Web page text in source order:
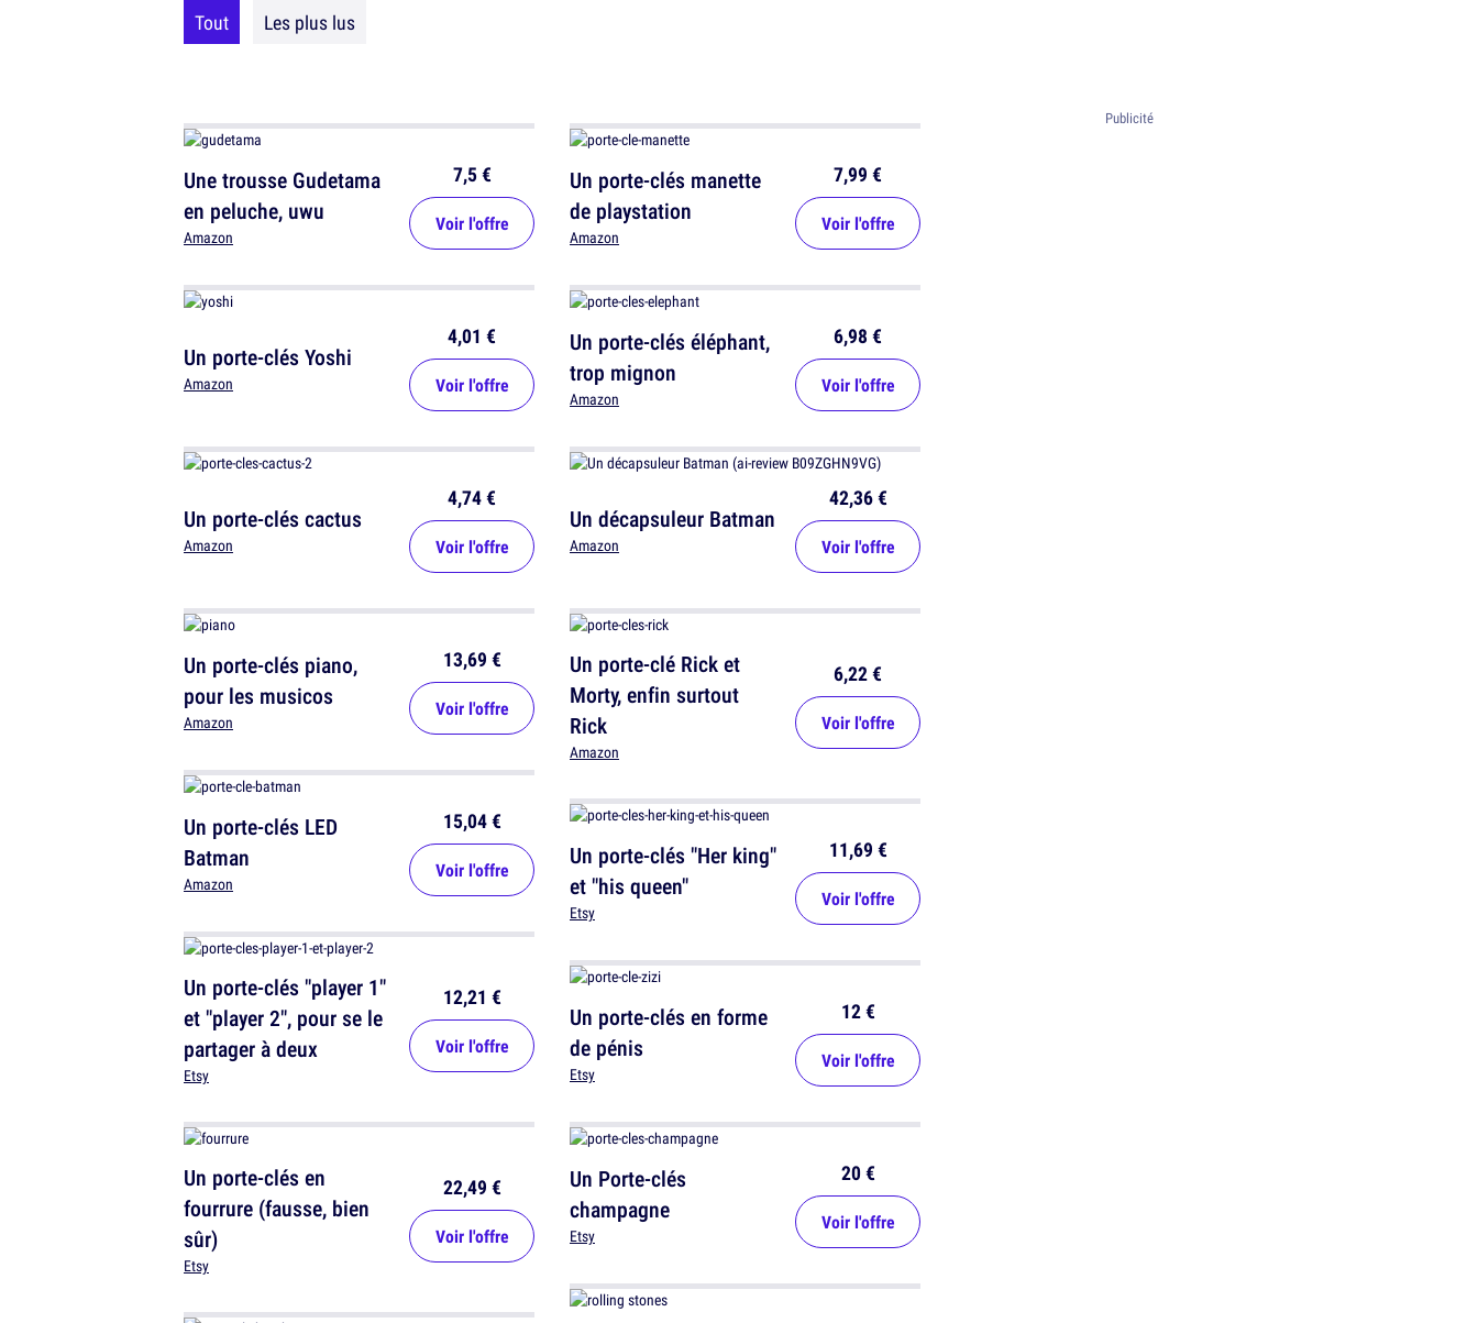
Tout Les plus lus
Une trousse Gudetama
en peluche, uwu
Amazon
7,5 €
Voir l'offre
Un porte-clés Yoshi
Amazon
4,01 €
Voir l'offre
Un porte-clés cactus
Amazon
4,74 €
Voir l'offre
Un porte-clés piano,
pour les musicos
Amazon
13,69 €
Voir l'offre
Un porte-clés LED
Batman
Amazon
15,04 €
Voir l'offre
Un porte-clés "player 1"
et "player 2", pour se le
partager à deux
Etsy
12,21 €
Voir l'offre
Un porte-clés en
fourrure (fausse, bien
sûr)
Etsy
22,49 €
Voir l'offre
Un porte-clés manette
de playstation
Amazon
7,99 €
Voir l'offre
Un porte-clés éléphant,
trop mignon
Amazon
6,98 €
Voir l'offre
Un décapsuleur Batman
Amazon
42,36 €
Voir l'offre
Un porte-clé Rick et
Morty, enfin surtout
Rick
Amazon
6,22 €
Voir l'offre
Un porte-clés "Her king"
et "his queen"
Etsy
11,69 €
Voir l'offre
Un porte-clés en forme
de pénis
Etsy
12 €
Voir l'offre
Un Porte-clés
champagne
Etsy
20 €
Voir l'offre